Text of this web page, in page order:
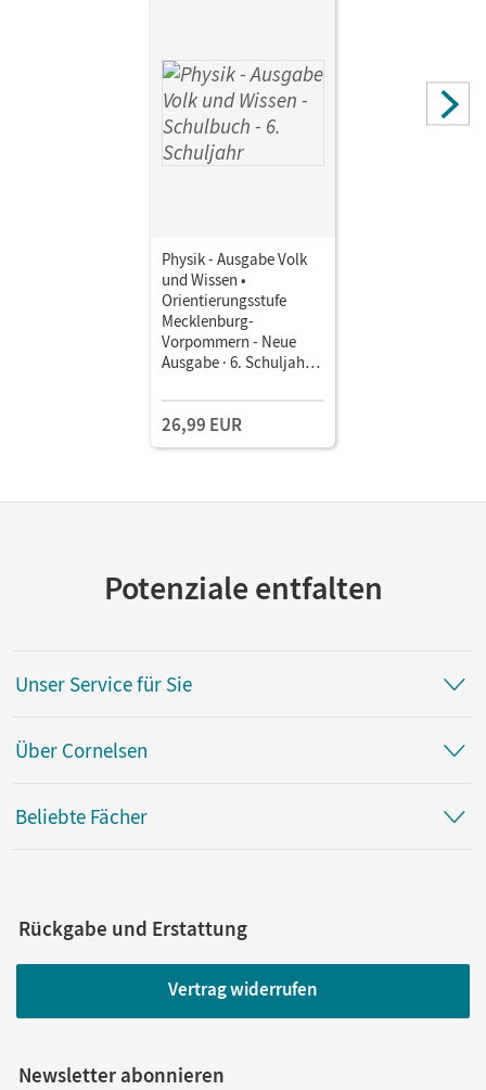
Physik - Ausgabe Volk
und Wissen •
Orientierungsstufe
Mecklenburg-
Vorpommern - Neue
Ausgabe · 6. Schuljahr •
26,99 EUR
Potenziale entfalten
Unser Service für Sie
Über Cornelsen
Beliebte Fächer
Rückgabe und Erstattung
Vertrag widerrufen
Newsletter abonnieren